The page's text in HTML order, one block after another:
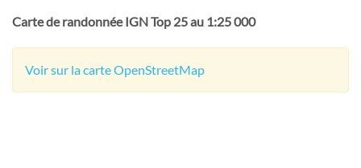
Carte de randonnée IGN Top 25 au 1:25 000
Voir sur la carte OpenStreetMap